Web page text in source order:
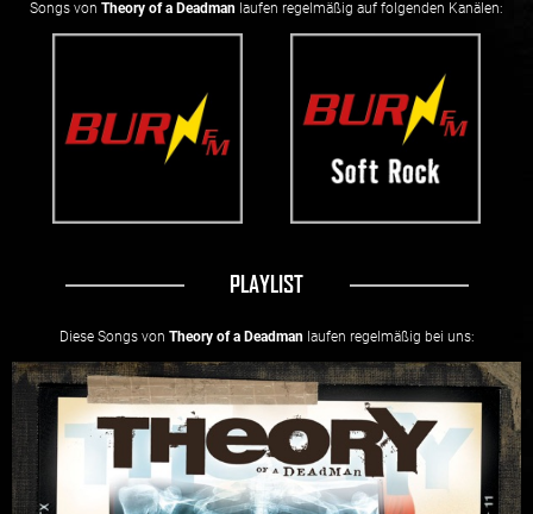
Songs von Theory of a Deadman laufen regelmäßig auf folgenden Kanälen:
PLAYLIST
Diese Songs von Theory of a Deadman laufen regelmäßig bei uns: